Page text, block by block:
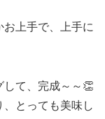
上手で、上手に
て、完成～～👏
とっても美味し